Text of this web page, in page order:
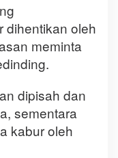
dihentikan oleh
meminta
dipisah dan
sementara
kabur oleh